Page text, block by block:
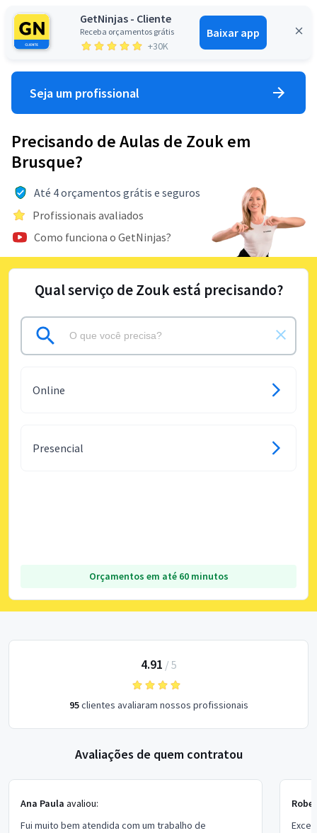
GetNinjas - Cliente
Receba orçamentos grátis
+30K
Baixar app
Entrar
Seja um profissional
Precisando de Aulas de Zouk em
Brusque?
Até 4 orçamentos grátis e seguros
Profissionais avaliados
Como funciona o GetNinjas?
Qual serviço de Zouk está precisando?
Online
Presencial
Orçamentos em até 60 minutos
4.91 / 5
95clientes avaliaram nossos profissionais
Avaliações de quem contratou
Ana Paula avaliou:
Fui muito bem atendida com um trabalho de